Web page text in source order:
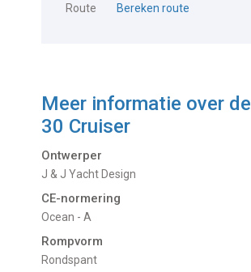
Route
Bereken route
Meer informatie over de
30 Cruiser
Ontwerper
J & J Yacht Design
CE-normering
Ocean - A
Rompvorm
Rondspant